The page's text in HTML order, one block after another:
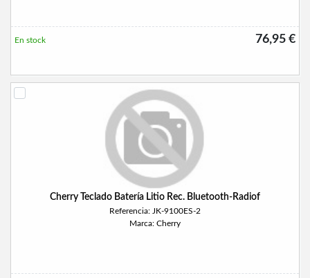
76,95 €
En stock
Cherry Teclado Batería Litio Rec. Bluetooth-Radiof
Referencia: JK-9100ES-2
Marca: Cherry